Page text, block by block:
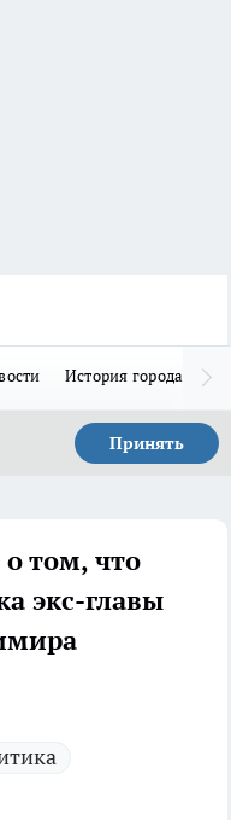
История города Н
Принять
о том, что
экс-главы